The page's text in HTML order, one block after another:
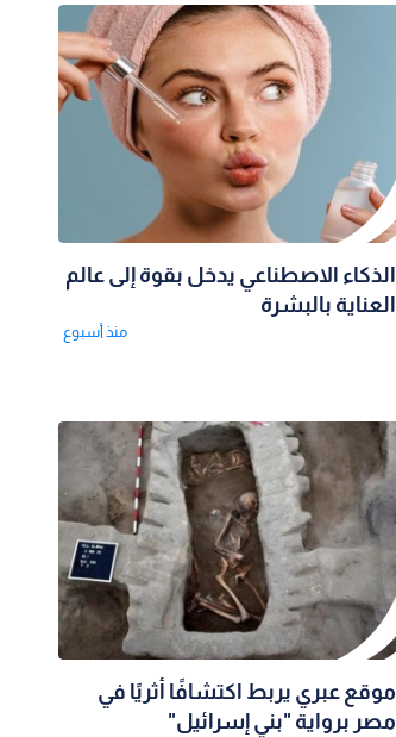
الذكاء الاصطناعي يدخل بقوة إلى عالم
العناية بالبشرة
منذ أسبوع
موقع عبري يربط اكتشافًا أثريًا في
مصر برواية "بني إسرائيل"